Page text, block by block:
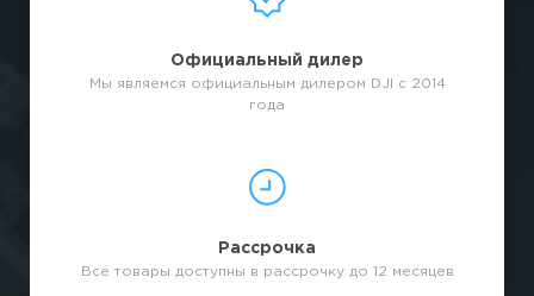
Официальный дилер
Мы являемся официальным дилером DJI с 2014
года
Рассрочка
Все товары доступны в рассрочку до 12 месяцев